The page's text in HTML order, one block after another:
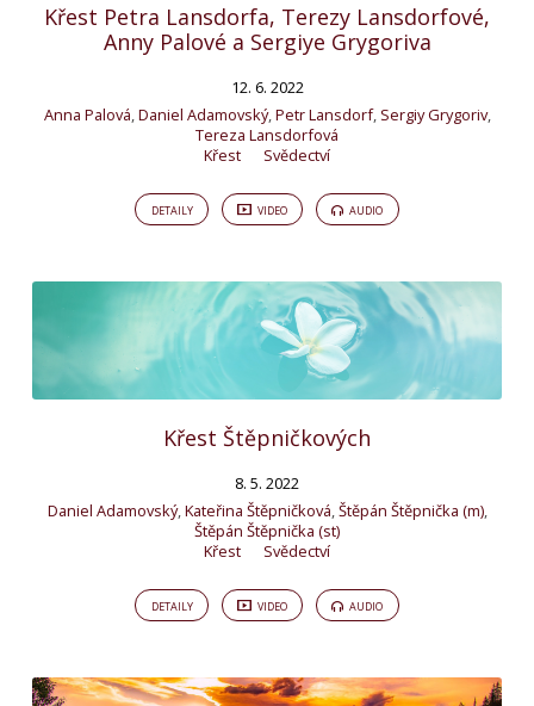
Křest Petra Lansdorfa, Terezy Lansdorfové,
Anny Palové a Sergiye Grygoriva
12. 6. 2022
Anna Palová,Daniel Adamovský,Petr Lansdorf, Sergiy Grygoriv,
Tereza Lansdorfová
Křest
Svědectví
DETAILY VIDEO AUDIO
Křest Štěpničkových
8. 5. 2022
Daniel Adamovský,Kateřina Štěpničková,Štěpán Štěpnička (m),
Štěpán Štěpnička (st)
Křest
Svědectví
DETAILY VIDEO AUDIO